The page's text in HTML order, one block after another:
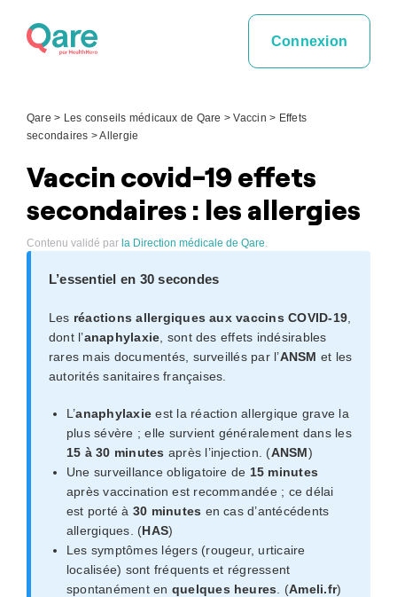
Connexion
Qare > Les conseils médicaux de Qare >Vaccin > Effets
secondaires >Allergie
Vaccin covid-19 effets
secondaires : les allergies
Contenu validé par la Direction médicale de Qare.
L’essentiel en 30 secondes
Les réactions allergiques aux vaccins COVID-19
dont l’anaphylaxie , sont des effets indésirables
rares mais documentés, surveillés par l’ANSM et les
autorités sanitaires françaises.
L’anaphylaxie est la réaction allergique grave la
plus sévère ; elle survient généralement dans les
15 à 30 minutes après l’injection. (ANSM)
Une surveillance obligatoire de 15 minutes
après vaccination est recommandée ; ce délai
est porté à 30 minutes en cas d’antécédents
allergiques. (HAS)
Les symptômes légers (rougeur, urticaire
localisée) sont fréquents et régressent
spontanément en quelques heures . (Ameli.fr)